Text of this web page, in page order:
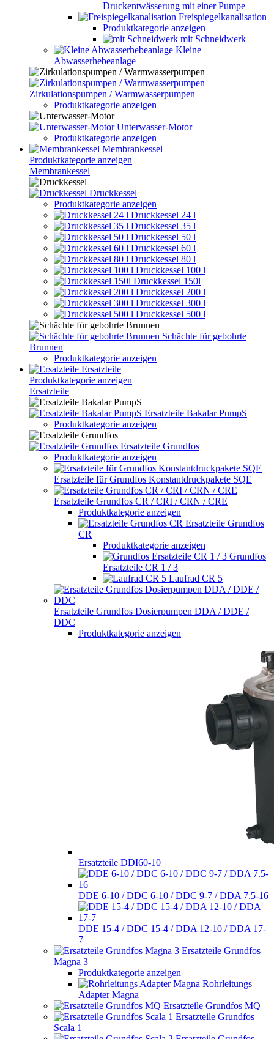
Druckentwässerung mit einer Pumpe
Freispiegelkanalisation
Produktkategorie anzeigen
mit Schneidwerk
Kleine
Abwasserhebeanlage
Zirkulationspumpen / Warmwasserpumpen
Produktkategorie anzeigen
Unterwasser-Motor
Produktkategorie anzeigen
Membrankessel
Produktkategorie anzeigen
Membrankessel
Druckkessel
Produktkategorie anzeigen
Druckkessel 24 l
Druckkessel 35 l
Druckkessel 50 l
Druckkessel 60 l
Druckkessel 80 l
Druckkessel 100 l
Druckkessel 150l
Druckkessel 200 l
Druckkessel 300 l
Druckkessel 500 l
Schächte für gebohrte
Brunnen
Produktkategorie anzeigen
Ersatzteile
Produktkategorie anzeigen
Ersatzteile
Ersatzteile Bakalar PumpS
Produktkategorie anzeigen
Ersatzteile Grundfos
Produktkategorie anzeigen
Ersatzteile für Grundfos Konstantdruckpakete SQE
Ersatzteile Grundfos CR / CRI / CRN / CRE
Produktkategorie anzeigen
Ersatzteile Grundfos
CR
Produktkategorie anzeigen
Grundfos
Ersatzteile CR 1 / 3
Laufrad CR 5
Ersatzteile Grundfos Dosierpumpen DDA / DDE /
DDC
Produktkategorie anzeigen
Ersatzteile DDI60-10
DDE 6-10 / DDC 6-10 / DDC 9-7 / DDA 7.5-16
DDE 15-4 / DDC 15-4 / DDA 12-10 / DDA 17-
7
Ersatzteile Grundfos
Magna 3
Produktkategorie anzeigen
Rohrleitungs
Adapter Magna
Ersatzteile Grundfos MQ
Ersatzteile Grundfos
Scala 1